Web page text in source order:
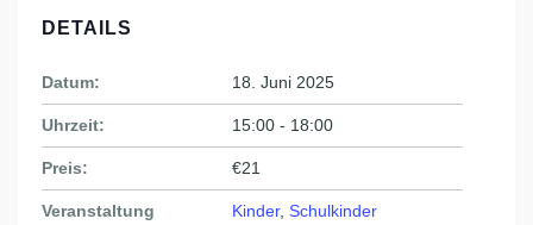
DETAILS
Datum: 18. Juni 2025
Uhrzeit: 15:00 - 18:00
Preis: €21
Veranstaltung
Kinder, Schulkinder